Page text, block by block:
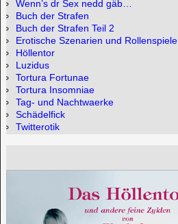
Wenn’s dr Sex nedd gäb…
Buch der Strafen
Buch der Strafen Teil 2
Erotische Szenarien und Rollenspiele
Höllentor
Luzidus
Tortura Fortunae
Tortura Insomniae
Tag- und Nachtwaerke
Schädelfick
Twitterotik